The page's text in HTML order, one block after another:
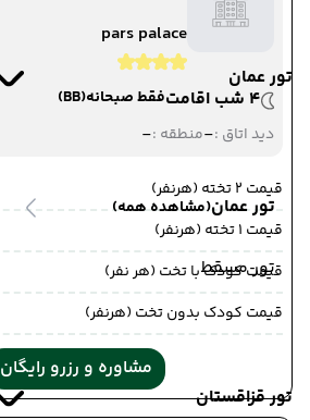
تور عمان
تور عمان(مشاهده همه)
تور مسقط
تور قزاقستان
pars palace
4 شب اقامت
فقط صبحانه(BB)
دید اتاق :-منطقه :-
قیمت 2 تخته (هرنفر)
قیمت 1 تخته (هرنفر)
قیمت کودک با تخت (هر نفر)
قیمت کودک بدون تخت (هرنفر)
مشاوره و رزرو رایگان